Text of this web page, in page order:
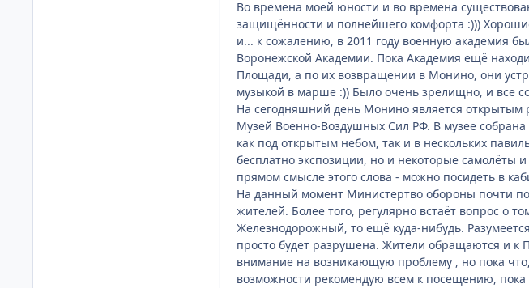
Во времена моей юности и во времена
защищённости и полнейшего комфорта :)))
и... к сожалению, в 2011 году военную академия
Воронежской Академии. Пока Академия ещё
Площади, а по их возвращении в Монино, они
музыкой в марше :)) Было очень зрелищно, и все
На сегодняшний день Монино является открытым
Музей Военно-Воздушных Сил РФ. В музее собрана
как под открытым небом, так и в нескольких
бесплатно экспозиции, но и некоторые самолёты
прямом смысле этого слова - можно посидеть в
На данный момент Министертво обороны почти
жителей. Более того, регулярно встаёт вопрос о
Железнодорожный, то ещё куда-нибудь.
просто будет разрушена. Жители обращаются и к
внимание на возникающую проблему , но пока
возможности рекомендую всем к посещению, пока